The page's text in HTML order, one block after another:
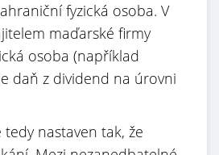
fyzická osoba. V
maďarské firmy
osoba (například
daň z dividend na úrovni
tedy nastaven tak, že